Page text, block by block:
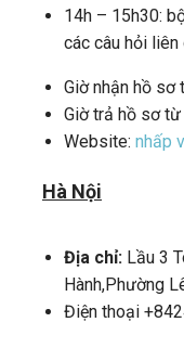
14h – 15h30:
các câu hỏi liên
Giờ nhận hồ sơ
Giờ trả hồ sơ
Website: nhấp
Hà Nội
Địa chỉ: Lầu 3
Hành,Phường
Điện thoại